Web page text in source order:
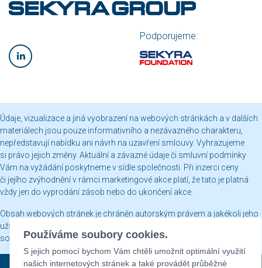
Podporujeme:
Údaje, vizualizace a jiná vyobrazení na webových stránkách a v dalších
materiálech jsou pouze informativního a nezávazného charakteru,
nepředstavují nabídku ani návrh na uzavření smlouvy. Vyhrazujeme
si právo jejich změny. Aktuální a závazné údaje či smluvní podmínky
Vám na vyžádání poskytneme v sídle společnosti. Při inzerci ceny
či jejího zvýhodnění v rámci marketingové akce platí, že tato je platná
vždy jen do vyprodání zásob nebo do ukončení akce.
Obsah webových stránek je chráněn autorským právem a jakékoli jeho
užití včetně publikování nebo jiného šíření je bez našeho písemného
souhlasu zakázáno.
Používáme soubory cookies.
S jejich pomocí bychom Vám chtěli umožnit optimální využití
našich internetových stránek a také provádět průběžné